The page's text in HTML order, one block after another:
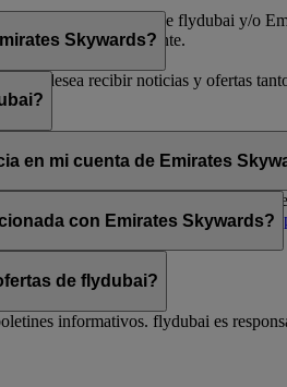
correos electrónicos de flydubai y/o
de atención al cliente.
Skywards?
si desea recibir noticias y ofertas
Emirates Skywards o flydubai.
en mi cuenta de Emirates
de Emirates Skywards o el nombre
por correo electrónico enPreferencias
con Emirates Skywards?
de flydubai?
informativos. flydubai es